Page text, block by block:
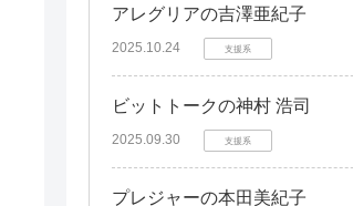
アレグリアの吉澤亜紀子
2025.10.24 支援系
ビットトークの神村 浩司
2025.09.30 支援系
プレジャーの本田美紀子